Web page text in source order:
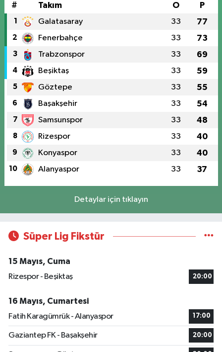
# Takım O P
1 Galatasaray 33 77
2 Fenerbahçe 33 73
3 Trabzonspor 33 69
4 Beşiktaş 33 59
5 Göztepe 33 55
6 Başakşehir 33 54
7 Samsunspor 33 48
8 Rizespor 33 40
9 Konyaspor 33 40
10 Alanyaspor 33 37
Detaylar için tıklayın
Süper Lig Fikstür
15 Mayıs, Cuma
Rizespor - Beşiktaş
20:00
16 Mayıs, Cumartesi
Fatih Karagümrük - Alanyaspor
17:00
Gaziantep FK - Başakşehir 20:00